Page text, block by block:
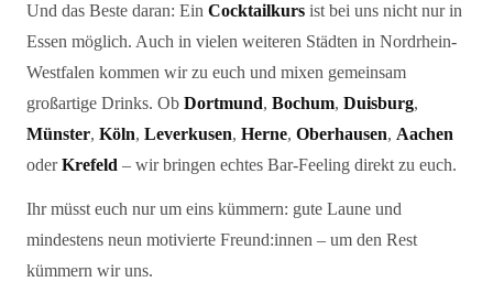
Und das Beste daran: Ein Cocktailkurs ist bei uns nicht nur in
Essen möglich. Auch in vielen weiteren Städten in Nordrhein-
Westfalen kommen wir zu euch und mixen gemeinsam
großartige Drinks. Ob Dortmund, Bochum, Duisburg,
Münster, Köln, Leverkusen, Herne, Oberhausen, Aachen
oderKrefeld – wir bringen echtes Bar-Feeling direkt zu euch.
Ihr müsst euch nur um eins kümmern: gute Laune und
mindestens neun motivierte Freund:innen – um den Rest
kümmern wir uns.